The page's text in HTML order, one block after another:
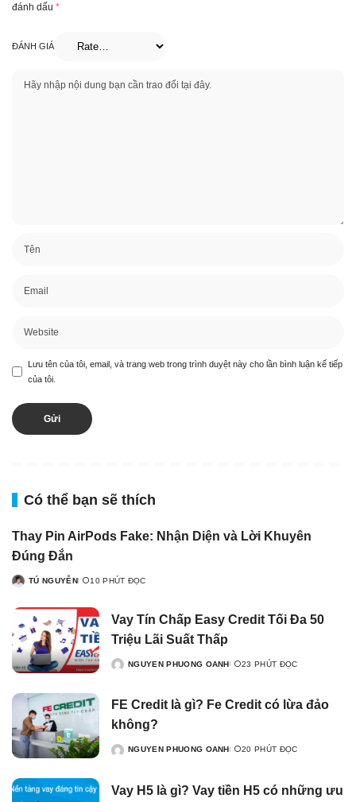
đánh dấu *
ĐÁNH GIÁ
Lưu tên của tôi, email, và trang web trong trình duyệt này cho lần bình luận kế tiếp
của tôi.
Có thể bạn sẽ thích
Thay Pin AirPods Fake: Nhận Diện và Lời Khuyên
Đúng Đắn
TÚ NGUYỄN 10 PHÚT ĐỌC
Vay Tín Chấp Easy Credit Tối Đa 50
Triệu Lãi Suất Thấp
NGUYEN PHUONG OANH 23 PHÚT ĐỌC
FE Credit là gì? Fe Credit có lừa đảo
không?
NGUYEN PHUONG OANH 20 PHÚT ĐỌC
Vay H5 là gì? Vay tiền H5 có những ưu